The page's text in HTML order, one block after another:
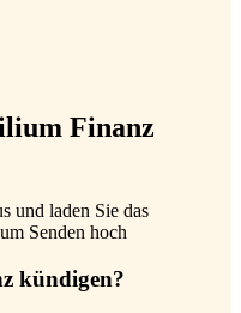
Finanz
und laden Sie das
Senden hoch
kündigen?